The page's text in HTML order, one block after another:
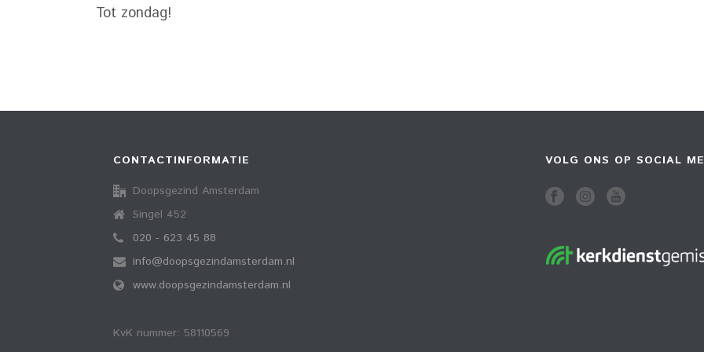
Tot zondag!
CONTACTINFORMATIE
Doopsgezind Amsterdam
Singel 452
020 - 623 45 88
info@doopsgezindamsterdam.nl
www.doopsgezindamsterdam.nl
KvK nummer: 58110569
VOLG ONS OP SOCIAL